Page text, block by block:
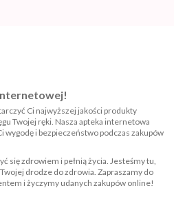
Ci najwyższej jakości produkty
Twojej ręki. Nasza apteka internetowa
wygodę i bezpieczeństwo podczas zakupów
się zdrowiem i pełnią życia. Jesteśmy tu,
drodze do zdrowia. Zapraszamy do
i życzymy udanych zakupów online!